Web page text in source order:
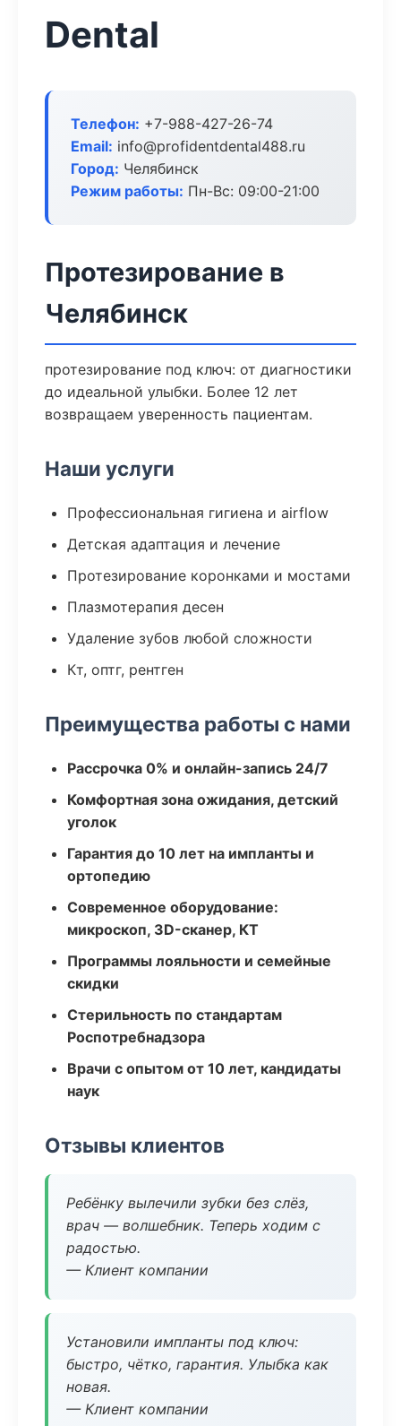
Dental
Телефон: +7-988-427-26-74
Email: info@profidentdental488.ru
Город: Челябинск
Режим работы: Пн-Вс: 09:00-21:00
Протезирование в
Челябинск
протезирование под ключ: от диагностики
до идеальной улыбки. Более 12 лет
возвращаем уверенность пациентам.
Наши услуги
Профессиональная гигиена и airflow
Детская адаптация и лечение
Протезирование коронками и мостами
Плазмотерапия десен
Удаление зубов любой сложности
Кт, оптг, рентген
Преимущества работы с нами
Рассрочка 0% и онлайн-запись 24/7
Комфортная зона ожидания, детский
уголок
Гарантия до 10 лет на импланты и
ортопедию
Современное оборудование:
микроскоп, 3D-сканер, КТ
Программы лояльности и семейные
скидки
Стерильность по стандартам
Роспотребнадзора
Врачи с опытом от 10 лет, кандидаты
наук
Отзывы клиентов
Ребёнку вылечили зубки без слёз,
врач — волшебник. Теперь ходим с
радостью.
— Клиент компании
Установили импланты под ключ:
быстро, чётко, гарантия. Улыбка как
новая.
— Клиент компании